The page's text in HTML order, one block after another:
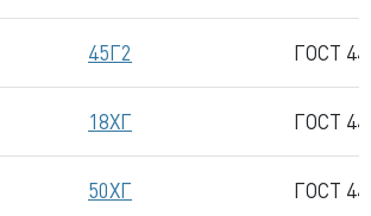
45Г2 ГОСТ
18ХГ ГОСТ
50ХГ ГОСТ